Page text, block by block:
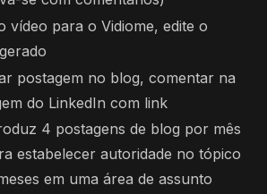
vídeo para o Vidiome, edite o
postagem no blog, comentar na
do LinkedIn com link
4 postagens de blog por mês
estabelecer autoridade no tópico
em uma área de assunto